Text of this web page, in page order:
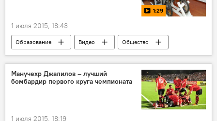
1:29
1 июля 2015, 18:43
Образование Видео
Общество
Таджикистан
Все новости
Слотр
технологии
электроэнергия
Манучехр Джалилов – лучший
бомбардир первого круга чемпионата
1 июля 2015, 18:19